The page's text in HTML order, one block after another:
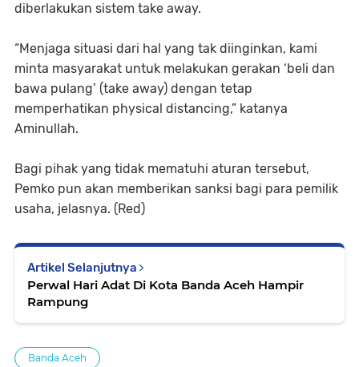
diberlakukan sistem take away.
“Menjaga situasi dari hal yang tak diinginkan, kami
minta masyarakat untuk melakukan gerakan ‘beli dan
bawa pulang’ (take away) dengan tetap
memperhatikan physical distancing,” katanya
Aminullah.
Bagi pihak yang tidak mematuhi aturan tersebut,
Pemko pun akan memberikan sanksi bagi para pemilik
usaha, jelasnya. (Red)
Artikel Selanjutnya
Perwal Hari Adat Di Kota Banda Aceh Hampir
Rampung
Banda Aceh